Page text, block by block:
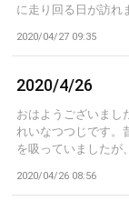
に走り回る日が訪れ
2020/04/27 09:35
2020/4/26
おはようございまし
れいなつつじです。
を吸っていましたが
2020/04/26 08:56